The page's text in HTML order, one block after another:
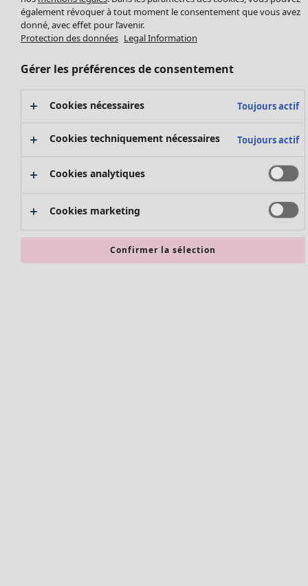
Promos SOLDES
Nouvel arrivage
également révoquer à tout moment le consentement que vous avez
donné, avec effet pour l’avenir.
Protection des données Legal Information
Gérer les préférences de consentement
Cookies nécessaires Toujours actif
Cookies techniquement nécessaires Toujours actif
Cookies analytiques
Cookies marketing
Confirmer la sélection